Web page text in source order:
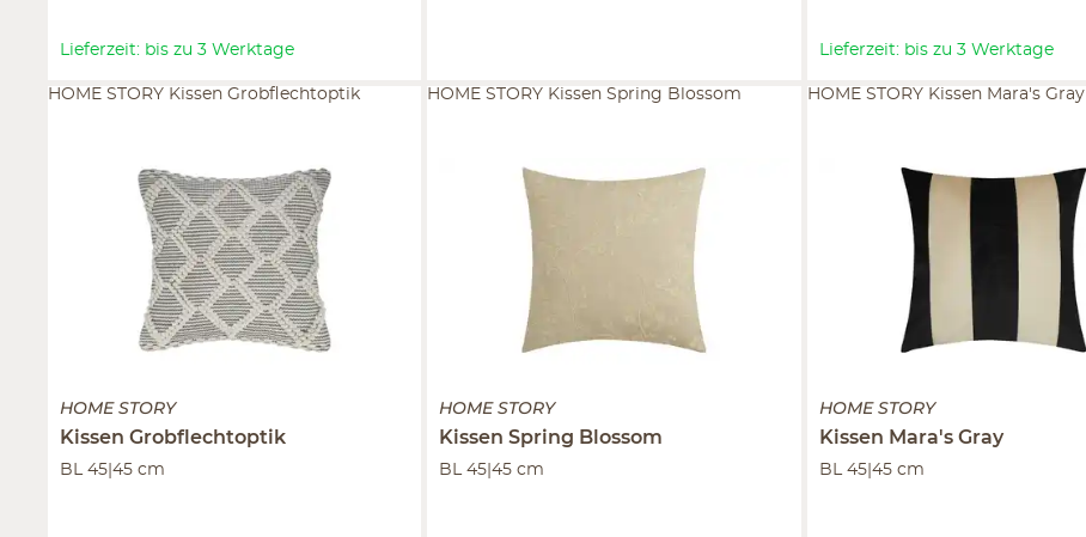
Lieferzeit: bis zu 3 Werktage Lieferzeit: bis zu 3 Werktage
HOME STORY
KissenGrobflechtoptik
BL 45|45 cm
HOME STORY Kissen Grobflechtoptik
HOME STORY
KissenSpring Blossom
BL 45|45 cm
HOME STORY Kissen Spring Blossom
HOME STORY
Kissen Mara's Gray
BL 45|45 cm
HOME STORY Kissen Mara's Gray